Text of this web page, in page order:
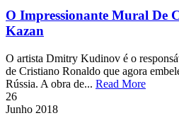
O Impressionante Mural De
Kazan
O artista Dmitry Kudinov é o
de Cristiano Ronaldo que agora
Rússia. A obra de... Read More
26
Junho 2018